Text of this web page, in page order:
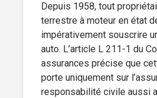
Depuis 1958, tout
terrestre à moteur en état
impérativement souscrire
auto. L’article L 211-1 du
assurances précise que
porte uniquement sur
responsabilité civile aussi